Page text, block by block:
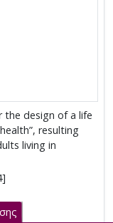
the design of a life
resulting
living in